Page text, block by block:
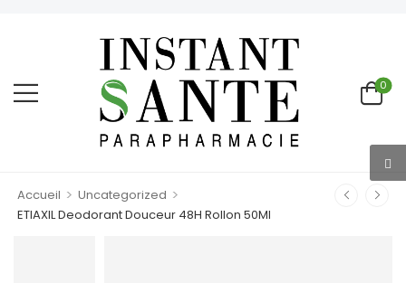
0
Accueil > Uncategorized >
ETIAXIL Deodorant Douceur 48H Rollon 50Ml